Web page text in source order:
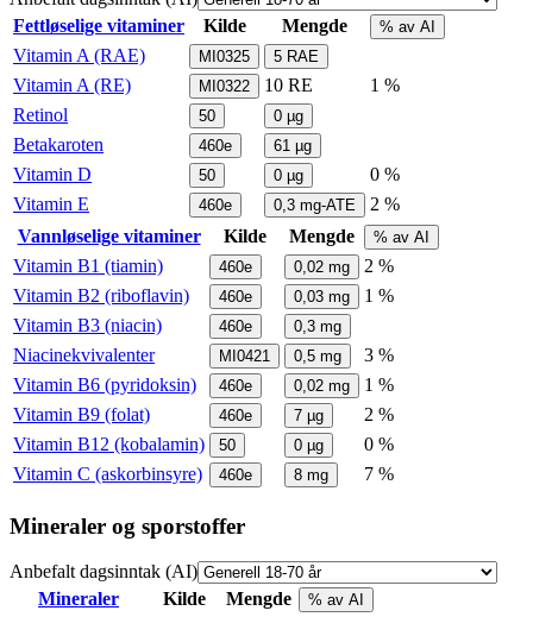
Fettløselige vitaminer
Kilde Mengde % av AI
Vitamin A (RAE) MI0325 5 RAE
Vitamin A (RE) MI0322 10 RE
1 %
Retinol
50 0 µg
Betakaroten 460e 61 µg
Vitamin D 50 0 µg
0 %
Vitamin E
460e 0,3 mg-ATE
2 %
Vannløselige vitaminer
Kilde Mengde % av AI
Vitamin B1 (tiamin) 460e 0,02 mg
2 %
Vitamin B2 (riboflavin)
460e 0,03 mg
1 %
Vitamin B3 (niacin)
460e 0,3 mg
Niacinekvivalenter MI0421 0,5 mg
3 %
Vitamin B6 (pyridoksin)
460e 0,02 mg
1 %
Vitamin B9 (folat)
460e 7 µg
2 %
Vitamin B12 (kobalamin)
50 0 µg
0 %
Vitamin C (askorbinsyre)
460e 8 mg 7 %
Mineraler og sporstoffer
Anbefalt dagsinntak (AI)
Mineraler
Kilde Mengde % av AI